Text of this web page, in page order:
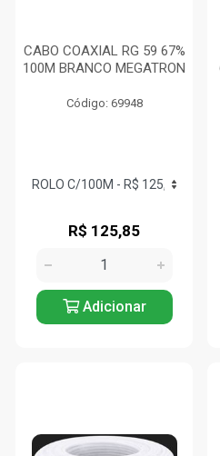
CABO COAXIAL RG 59 67%
100M BRANCO MEGATRON
Código: 69948
R$ 125,85
Adicionar